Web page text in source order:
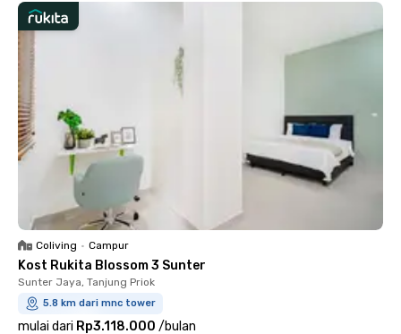
Coliving • Campur
Kost Rukita Blossom 3 Sunter
Sunter Jaya, Tanjung Priok
5.8 km dari mnc tower
mulai dari Rp3.118.000 /bulan